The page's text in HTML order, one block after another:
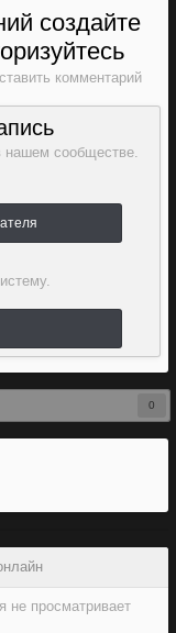
создайте
комментарий
нашем сообществе.
0
не просматривает